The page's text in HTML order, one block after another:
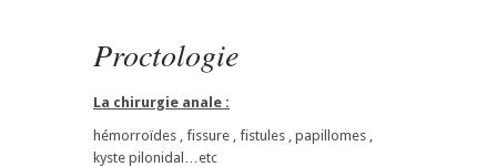
Proctologie
La chirurgie anale :
hémorroïdes , fissure , fistules , papillomes ,
kyste pilonidal…etc